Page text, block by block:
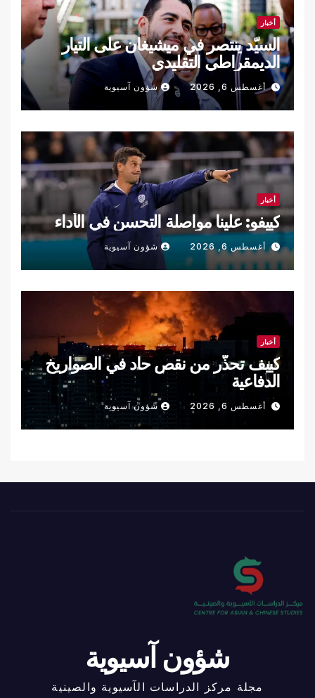
أخبار
السيّد ينتصر في ميشيغان على التيار
الديمقراطي التقليدي
أغسطس 6, 2026 شؤون آسيوية
أخبار
كييفو: علينا مواصلة التحسن في الأداء
أغسطس 6, 2026 شؤون آسيوية
أخبار
كييف تحذّر من نقص حاد في الصواريخ
الدفاعية
أغسطس 6, 2026 شؤون آسيوية
شؤون آسيوية
مجلة مركز الدراسات الآسيوية والصينية